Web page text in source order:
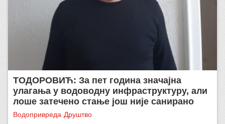
ТОДОРОВИЋ: За пет година значајна
улагања у водоводну инфраструктуру, али
лоше затечено стање још није санирано
Водопривреда Друштво